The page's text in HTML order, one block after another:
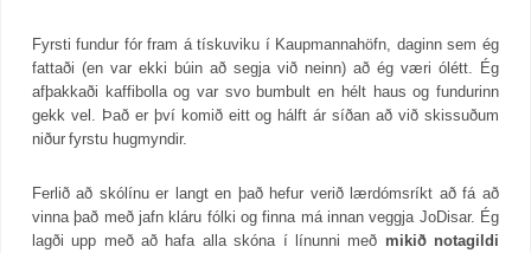
Fyrsti fundur fór fram á tískuviku í Kaupmannahöfn, daginn sem ég
fattaði (en var ekki búin að segja við neinn) að ég væri ólétt. Ég
afþakkaði kaffibolla og var svo bumbult en hélt haus og fundurinn
gekk vel. Það er því komið eitt og hálft ár síðan að við skissuðum
niður fyrstu hugmyndir.
Ferlið að skólínu er langt en það hefur verið lærdómsríkt að fá að
vinna það með jafn kláru fólki og finna má innan veggja JoDisar. Ég
lagði upp með að hafa alla skóna í línunni með mikið notagildi